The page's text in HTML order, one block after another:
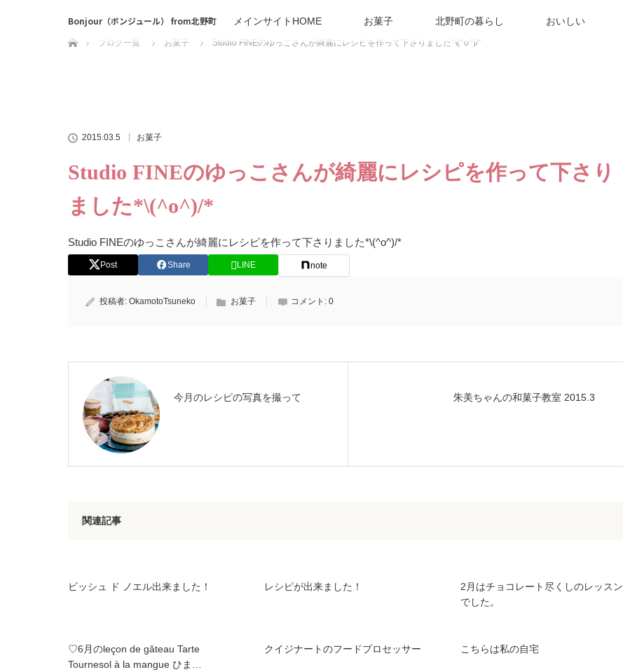
Bonjour（ボンジュール） from北野町 メインサイトHOME お菓子 北野町の暮らし おいしい
ホーム
ブログ一覧
お菓子 Studio FINEのゆっこさんが綺麗にレシピを作って下さりました*\(^o^)/*
2015.03.5 お菓子
Studio FINEのゆっこさんが綺麗にレシピを作って下さり
ました*\(^o^)/*
Studio FINEのゆっこさんが綺麗にレシピを作って下さりました*\(^o^)/*
Post Share LINE note
投稿者: OkamotoTsuneko お菓子 コメント: 0
今月のレシピの写真を撮って 朱美ちゃんの和菓子教室 2015.3
関連記事
ビッシュ ド ノエル出来ました！ レシピが出来ました！
2月はチョコレート尽くしのレッスン
でした。
♡6月のleçon de gâteau Tarte
Tournesol à la mangue ひま…
クイジナートのフードプロセッサー こちらは私の自宅